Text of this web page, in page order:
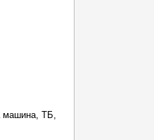
машина, ТБ,